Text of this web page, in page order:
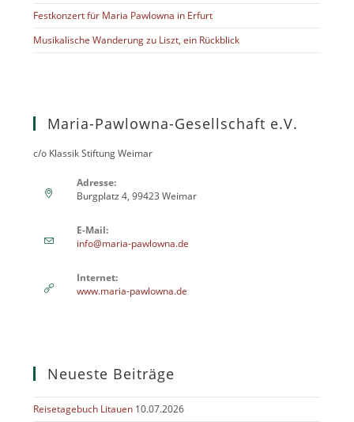
Festkonzert für Maria Pawlowna in Erfurt
Musikalische Wanderung zu Liszt, ein Rückblick
Maria-Pawlowna-Gesellschaft e.V.
c/o Klassik Stiftung Weimar
Adresse:
Burgplatz 4, 99423 Weimar
E-Mail:
info@maria-pawlowna.de
Internet:
www.maria-pawlowna.de
Neueste Beiträge
Reisetagebuch Litauen 10.07.2026